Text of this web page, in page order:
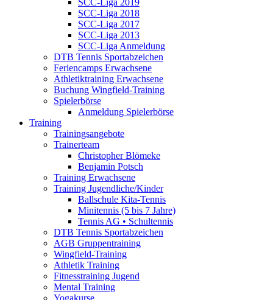
SCC-Liga 2019
SCC-Liga 2018
SCC-Liga 2017
SCC-Liga 2013
SCC-Liga Anmeldung
DTB Tennis Sportabzeichen
Feriencamps Erwachsene
Athletiktraining Erwachsene
Buchung Wingfield-Training
Spielerbörse
Anmeldung Spielerbörse
Training
Trainingsangebote
Trainerteam
Christopher Blömeke
Benjamin Potsch
Training Erwachsene
Training Jugendliche/Kinder
Ballschule Kita-Tennis
Minitennis (5 bis 7 Jahre)
Tennis AG • Schultennis
DTB Tennis Sportabzeichen
AGB Gruppentraining
Wingfield-Training
Athletik Training
Fitnesstraining Jugend
Mental Training
Yogakurse